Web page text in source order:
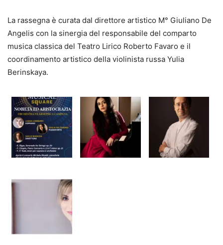
La rassegna è curata dal direttore artistico M° Giuliano De
Angelis con la sinergia del responsabile del comparto
musica classica del Teatro Lirico Roberto Favaro e il
coordinamento artistico della violinista russa Yulia
Berinskaya.